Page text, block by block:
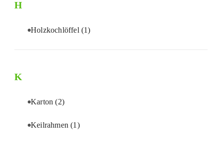
H
Holzkochlöffel (1)
K
Karton(2)
Keilrahmen(1)